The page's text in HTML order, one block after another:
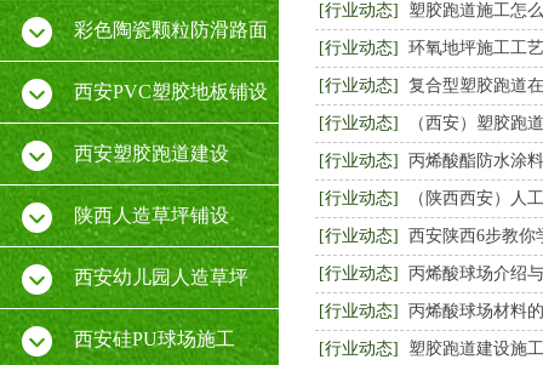
[行业动态] 塑胶跑道施工怎
[行业动态] 环氧地坪施工工
[行业动态] 复合型塑胶跑道
[行业动态] （西安）塑胶跑
[行业动态] 丙烯酸酯防水涂
[行业动态] （陕西西安）人
[行业动态] 西安陕西6步教你
[行业动态] 丙烯酸球场介绍
[行业动态] 丙烯酸球场材料
[行业动态] 塑胶跑道建设施
设 彩色陶瓷颗粒防滑路面
施工 西安PVC塑胶地板铺设
厂家 西安塑胶跑道建设
陕西人造草坪铺设
西安幼儿园人造草坪
西安硅PU球场施工